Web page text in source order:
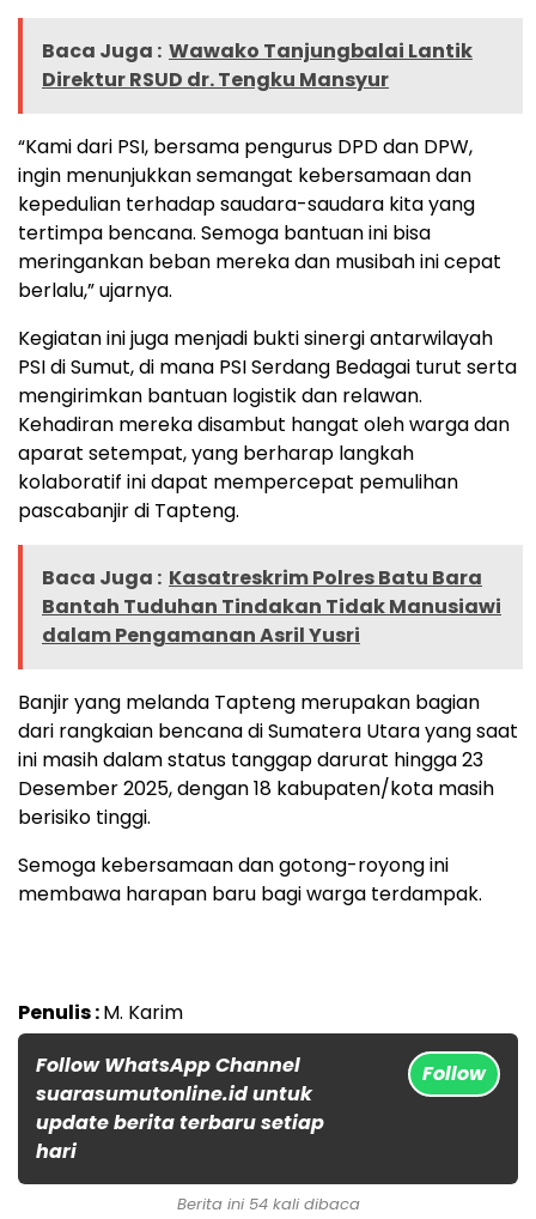
Baca Juga : Wawako Tanjungbalai Lantik
Direktur RSUD dr. Tengku Mansyur
“Kami dari PSI, bersama pengurus DPD dan DPW,
ingin menunjukkan semangat kebersamaan dan
kepedulian terhadap saudara-saudara kita yang
tertimpa bencana. Semoga bantuan ini bisa
meringankan beban mereka dan musibah ini cepat
berlalu,” ujarnya.
Kegiatan ini juga menjadi bukti sinergi antarwilayah
PSI di Sumut, di mana PSI Serdang Bedagai turut serta
mengirimkan bantuan logistik dan relawan.
Kehadiran mereka disambut hangat oleh warga dan
aparat setempat, yang berharap langkah
kolaboratif ini dapat mempercepat pemulihan
pascabanjir di Tapteng.
Baca Juga : Kasatreskrim Polres Batu Bara
Bantah Tuduhan Tindakan Tidak Manusiawi
dalam Pengamanan Asril Yusri
Banjir yang melanda Tapteng merupakan bagian
dari rangkaian bencana di Sumatera Utara yang saat
ini masih dalam status tanggap darurat hingga 23
Desember 2025, dengan 18 kabupaten/kota masih
berisiko tinggi.
Semoga kebersamaan dan gotong-royong ini
membawa harapan baru bagi warga terdampak.
Penulis :M. Karim
Follow WhatsApp Channel
suarasumutonline.id untuk
update berita terbaru setiap
hari
Follow
Berita ini 54 kali dibaca